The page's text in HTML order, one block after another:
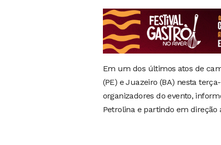
Em um dos últimos atos de
(PE) e Juazeiro (BA) nesta
organizadores do evento,
Petrolina e partindo em direção